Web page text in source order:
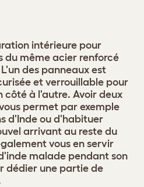
intérieure pour
du même acier renforcé
des panneaux est
et verrouillable pour
côté à l'autre. Avoir deux
permet par exemple
d'Inde ou d'habituer
arrivant au reste du
vous en servir
malade pendant son
dédier une partie de